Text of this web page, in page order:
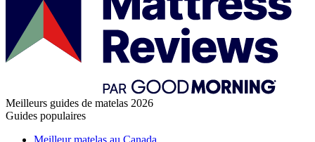
Meilleurs guides de matelas 2026
Guides populaires
Meilleur matelas au Canada